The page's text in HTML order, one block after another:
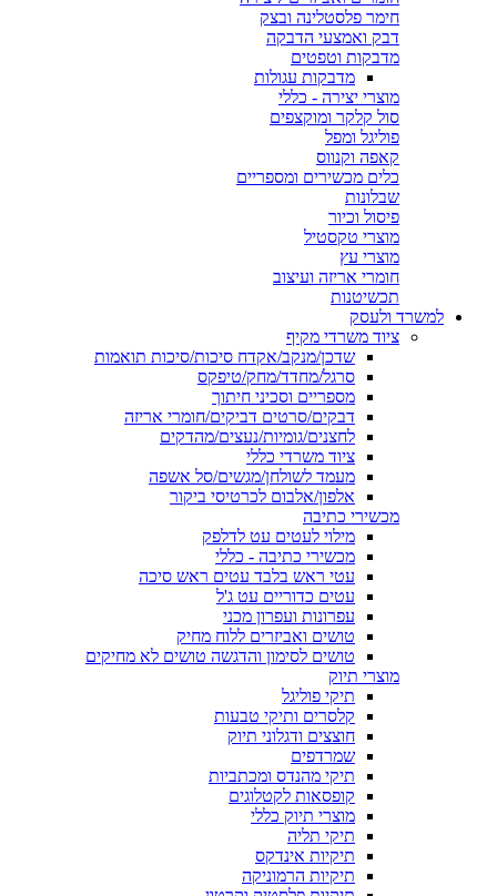
חימר פלסטלינה ובצק
דבק ואמצעי הדבקה
מדבקות וטפטים
מדבקות עגולות
מוצרי יצירה - כללי
סול קלקר ומוקצפים
פוליגל ומפל
קאפה וקנווס
כלים מכשירים ומספריים
שבלונות
פיסול וכיור
מוצרי טקסטיל
מוצרי עץ
חומרי אריזה ועיצוב
תכשיטנות
למשרד ולעסק
ציוד משרדי מקיף
שדכן/מנקב/אקדח סיכות/סיכות תואמות
סרגל/מחדד/מחק/טיפקס
מספריים וסכיני חיתוך
דבקים/סרטים דביקים/חומרי אריזה
לחצנים/גומיות/נעצים/מהדקים
ציוד משרדי כללי
מעמד לשולחן/מגשים/סל אשפה
אלפון/אלבום לכרטיסי ביקור
מכשירי כתיבה
מילוי לעטים עט לדלפק
מכשירי כתיבה - כללי
עטי ראש בלבד עטים ראש סיכה
עטים כדוריים עט ג'ל
עפרונות ועפרון מכני
טושים ואביזרים ללוח מחיק
טושים לסימון והדגשה טושים לא מחיקים
מוצרי תיוק
תיקי פוליגל
קלסרים ותיקי טבעות
חוצצים ודגלוני תיוק
שמרדפים
תיקי מהנדס ומכתביות
קופסאות לקטלוגים
מוצרי תיוק כללי
תיקי תליה
תיקיות אינדקס
תיקיות הרמוניקה